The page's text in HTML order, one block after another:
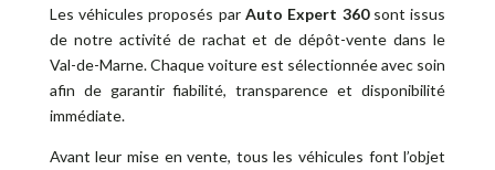
Les véhicules proposés par Auto Expert 360sont issus
de notre activité de rachat et de dépôt-vente dans le
Val-de-Marne. Chaque voiture est sélectionnée avec soin
afin de garantir fiabilité, transparence et disponibilité
immédiate.
Avant leur mise en vente, tous les véhicules font l’objet